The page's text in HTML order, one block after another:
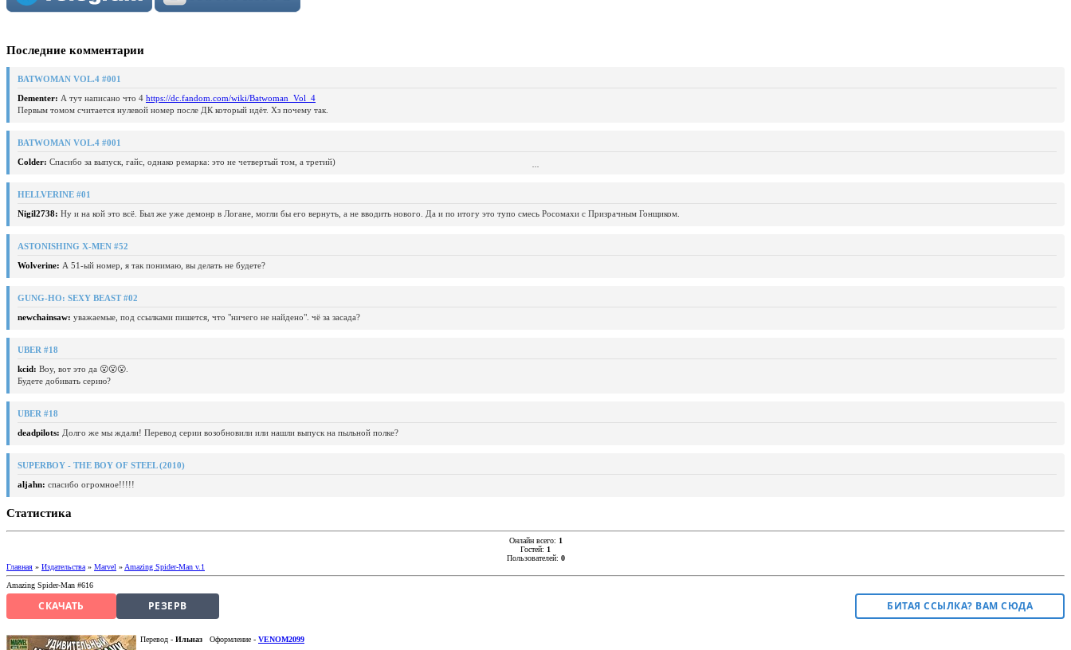
Последние комментарии
BATWOMAN VOL.4 #001
Dementer: А тут написано что 4 https://dc.fandom.com/wiki/Batwoman_Vol_4
Первым томом считается нулевой номер после ДК который идёт. Хз почему так.
BATWOMAN VOL.4 #001
Colder: Спасибо за выпуск, гайс, однако ремарка: это не четвертый том, а третий)
HELLVERINE #01
Nigil2738: Ну и на кой это всё. Был же уже демонр в Логане, могли бы его вернуть, а не вводить нового. Да и по итогу это тупо смесь Росомахи с Призрачным Гонщиком.
ASTONISHING X-MEN #52
Wolverine: А 51-ый номер, я так понимаю, вы делать не будете?
GUNG-HO: SEXY BEAST #02
newchainsaw: уважаемые, под ссылками пишется, что "ничего не найдено". чё за засада?
UBER #18
kcid: Воу, вот это да 😮😮😮.
Будете добивать серию?
UBER #18
deadpilots: Долго же мы ждали! Перевод серии возобновили или нашли выпуск на пыльной полке?
SUPERBOY - THE BOY OF STEEL (2010)
aljahn: спасибо огромное!!!!!
Статистика
Онлайн всего: 1
Гостей: 1
Пользователей: 0
Главная » Издательства » Marvel » Amazing Spider-Man v.1
Amazing Spider-Man #616
СКАЧАТЬ РЕЗЕРВ БИТАЯ ССЫЛКА? ВАМ СЮДА
Перевод - Ильназ Оформление - VENOM2099